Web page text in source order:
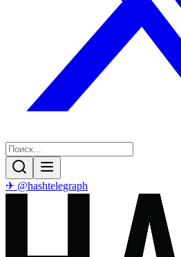
✈ @hashtelegraph